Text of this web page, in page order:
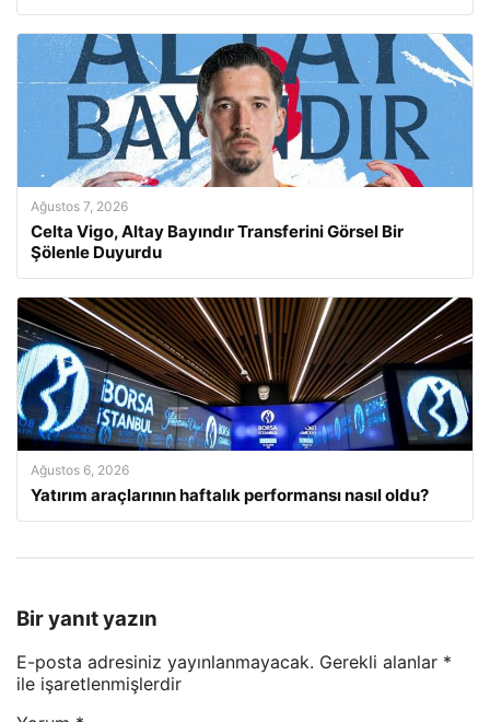
Ağustos 7, 2026
Celta Vigo, Altay Bayındır Transferini Görsel Bir
Şölenle Duyurdu
Ağustos 6, 2026
Yatırım araçlarının haftalık performansı nasıl oldu?
Bir yanıt yazın
E-posta adresiniz yayınlanmayacak. Gerekli alanlar *
ile işaretlenmişlerdir